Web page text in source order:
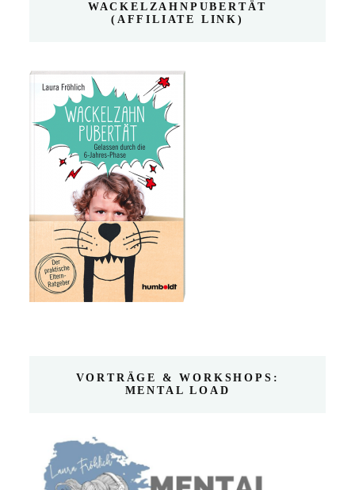
WACKELZAHNPUBERTÄT
(AFFILIATE LINK)
VORTRÄGE & WORKSHOPS:
MENTAL LOAD